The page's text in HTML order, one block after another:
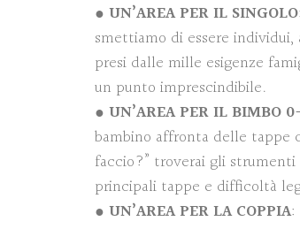
● UN’AREA PER IL SINGOLO
smettiamo di essere
presi dalle mille esigenze
un punto imprescindibile.
● UN’AREA PER IL BIMBO
bambino affronta delle tappe
faccio?” troverai gli
principali tappe e difficoltà
● UN’AREA PER LA COPPIA: